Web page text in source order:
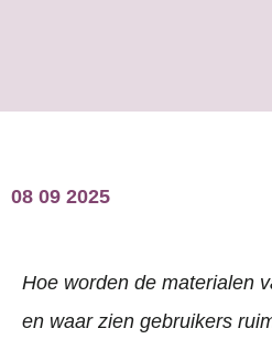
08 09 2025
Hoe worden de materialen
en waar zien gebruikers